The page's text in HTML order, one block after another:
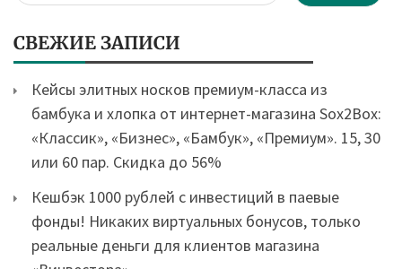
СВЕЖИЕ ЗАПИСИ
Кейсы элитных носков премиум-класса из
бамбука и хлопка от интернет-магазина Sox2Box:
«Классик», «Бизнес», «Бамбук», «Премиум». 15, 30
или 60 пар. Скидка до 56%
Кешбэк 1000 рублей с инвестиций в паевые
фонды! Никаких виртуальных бонусов, только
реальные деньги для клиентов магазина